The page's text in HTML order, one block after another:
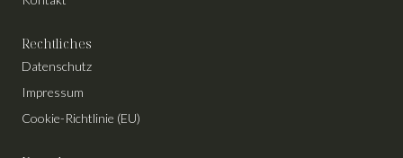
Datenschutz
Impressum
Cookie-Richtlinie (EU)
Rechtliches